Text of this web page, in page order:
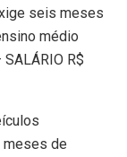
seis meses
médio
R$
meses de